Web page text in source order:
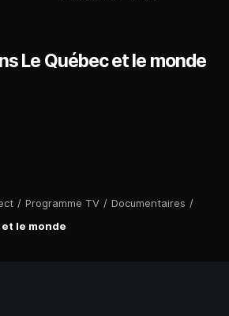
/ Programme TV / Documentaires /
le monde
Le Québec et le monde